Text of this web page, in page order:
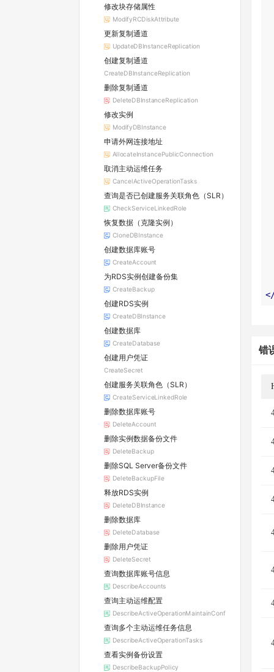
修改块存储属性
ModifyRCDiskAttribute
更新复制通道
UpdateDBInstanceReplication
创建复制通道
CreateDBInstanceReplication
删除复制通道
DeleteDBInstanceReplication
修改实例
ModifyDBInstance
申请外网连接地址
AllocateInstancePublicConnection
取消主动运维任务
CancelActiveOperationTasks
查询是否已创建服务关联角色（SLR）
CheckServiceLinkedRole
恢复数据（克隆实例）
CloneDBInstance
创建数据库账号
CreateAccount
为RDS实例创建备份集
CreateBackup
创建RDS实例
CreateDBInstance
创建数据库
CreateDatabase
创建用户凭证
CreateSecret
创建服务关联角色（SLR）
CreateServiceLinkedRole
删除数据库账号
DeleteAccount
删除实例数据备份文件
DeleteBackup
删除SQL Server备份文件
DeleteBackupFile
释放RDS实例
DeleteDBInstance
删除数据库
DeleteDatabase
删除用户凭证
DeleteSecret
查询数据库账号信息
DescribeAccounts
查询主动运维配置
DescribeActiveOperationMaintainConf
查询多个主动运维任务信息
DescribeActiveOperationTasks
查看实例备份设置
DescribeBackupPolicy
错